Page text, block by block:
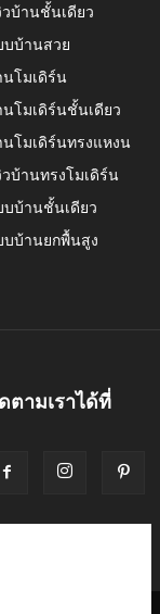
บ้านชั้นเดียว
บบ้านสวย
โมเดิร์น
โมเดิร์นชั้นเดียว
โมเดิร์นทรงแหงน
บ้านทรงโมเดิร์น
บบ้านชั้นเดียว
บบ้านยกพื้นสูง
ตามเราได้ที่